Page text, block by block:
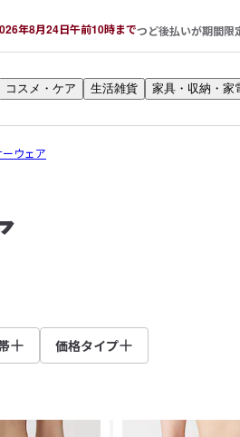
年8月24日午前10時までつど後払いが期間限
コスメ・ケア 生活雑貨 家具・収納・家
ウェア
価格タイプ